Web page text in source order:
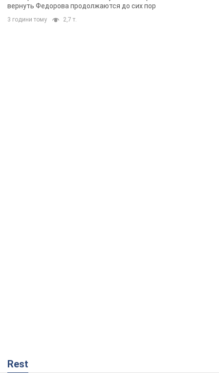
вернуть Федорова продолжаются до сих пор
3 години тому 2,7 т.
Rest